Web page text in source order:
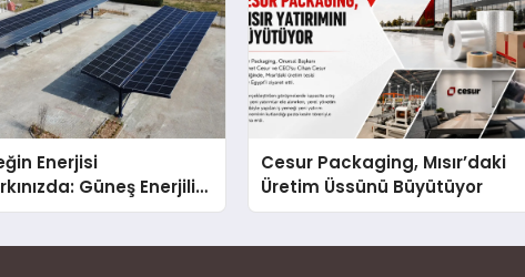
Enerjisi
Güneş Enerjili
(Solar Otopark)
Cesur Packaging, Mısır’daki
Üretim Üssünü Büyütüyor